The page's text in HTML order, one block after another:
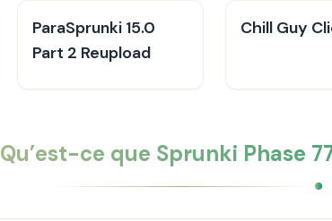
ParaSprunki 15.0
Part 2 Reupload
Chill Guy
Qu’est-ce que Sprunki Phase